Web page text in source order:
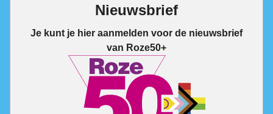
Nieuwsbrief
Je kunt je hier aanmelden voor de nieuwsbrief
van Roze50+